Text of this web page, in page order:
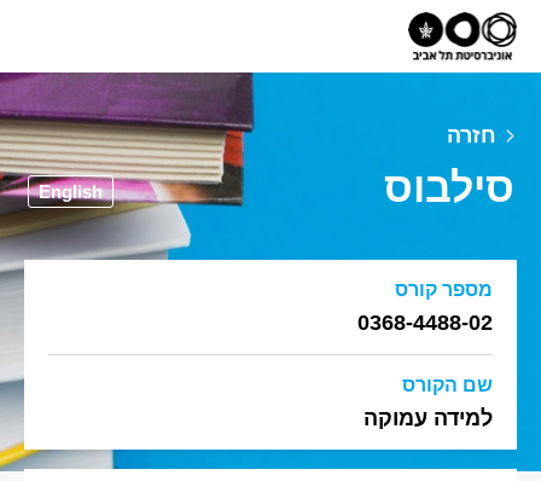
חזרה
סילבוס English
מספר קורס
0368-4488-02
שם הקורס
למידה עמוקה